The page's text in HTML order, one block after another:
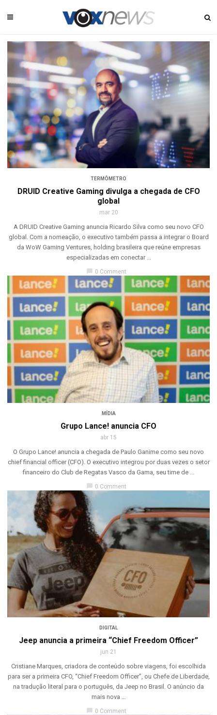
TERMÔMETRO
DRUID Creative Gaming divulga a chegada de CFO
global
mar 20
A DRUID Creative Gaming anuncia Ricardo Silva como seu novo CFO
global. Com a nomeação, o executivo também passa a integrar o Board
da WoW Gaming Ventures, holding brasileira que reúne empresas
especializadas em conectar ...
chat_bubble 0 Comment
MÍDIA
Grupo Lance! anuncia CFO
abr 15
O Grupo Lance! anuncia a chegada de Paulo Ganime como seu novo
chief financial officer (CFO). O executivo integrou por duas vezes o setor
financeiro do Club de Regatas Vasco da Gama, seu time de ...
0 Comment
DIGITAL
Jeep anuncia a primeira “Chief Freedom Officer”
jun 21
Cristiane Marques, criadora de conteúdo sobre viagens, foi escolhida
para ser a primeira CFO, “Chief Freedom Officer”, ou Chefe de Liberdade,
na tradução literal para o português, da Jeep no Brasil. O anúncio da
mais nova ...
0 Comment